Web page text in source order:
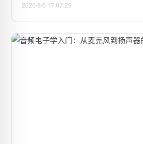
Vidošić&#xff09;的访谈或评论文章
生涯中的一场0-4失利以及…
2026/8/6 17:07:29